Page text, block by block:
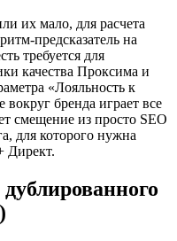
их мало, для расчета
предсказатель на
требуется для
качества Проксима и
«Лояльность к
бренда играет все
смещение из просто SEO
для которого нужна
Директ.